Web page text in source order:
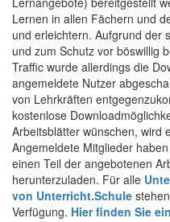
Lernen in allen Fächern und
und erleichtern. Aufgrund der
und zum Schutz vor böswillig
Traffic wurde allerdings die
angemeldete Nutzer
von Lehrkräften
kostenlose
Arbeitsblätter wünschen, wird
Angemeldete Mitglieder
einen Teil der angebotenen
herunterzuladen. Für alle
von Unterricht.Schule
Verfügung. Hier finden Sie